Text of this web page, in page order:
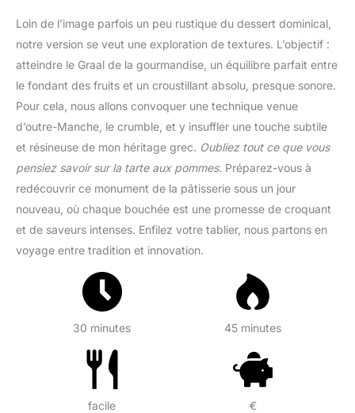
Loin de l’image parfois un peu rustique du dessert dominical,
notre version se veut une exploration de textures. L’objectif :
atteindre le Graal de la gourmandise, un équilibre parfait entre
le fondant des fruits et un croustillant absolu, presque sonore.
Pour cela, nous allons convoquer une technique venue
d’outre-Manche, le crumble, et y insuffler une touche subtile
et résineuse de mon héritage grec. Oubliez tout ce que vous
pensiez savoir sur la tarte aux pommes. Préparez-vous à
redécouvrir ce monument de la pâtisserie sous un jour
nouveau, où chaque bouchée est une promesse de croquant
et de saveurs intenses. Enfilez votre tablier, nous partons en
voyage entre tradition et innovation.
30 minutes 45 minutes
facile €